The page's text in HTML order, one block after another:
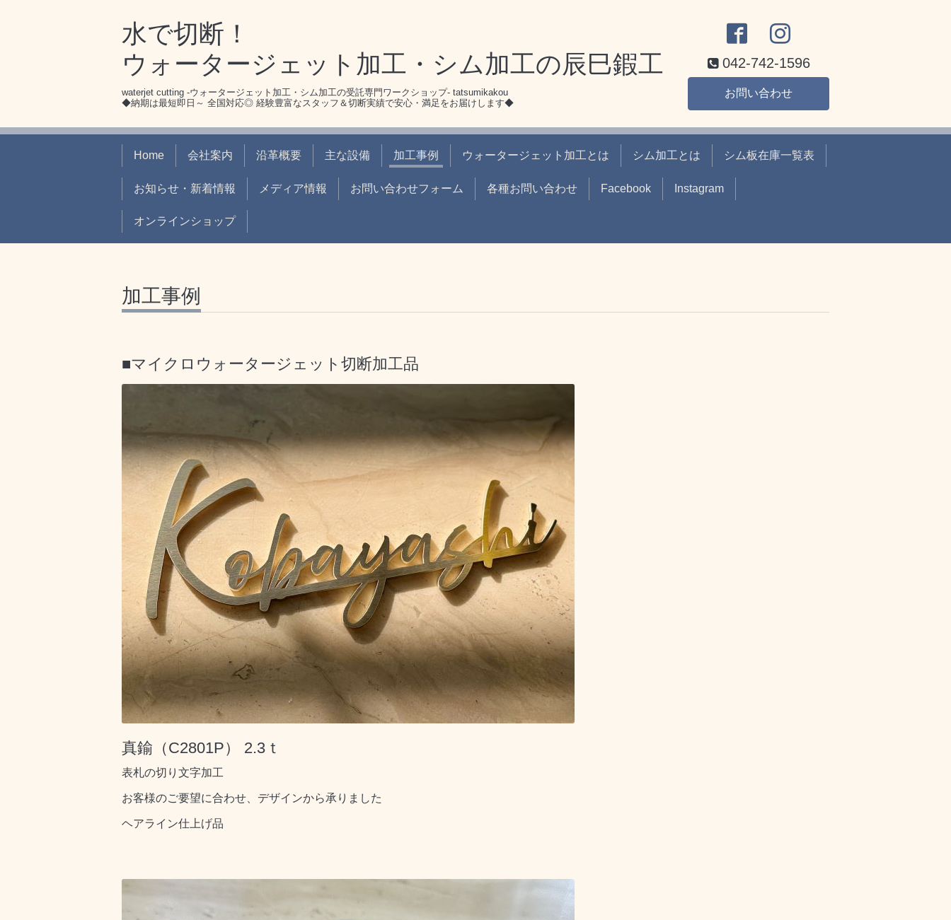
水で切断！
ウォータージェット加工・シム加工の辰巳鍜工
waterjet cutting -ウォータージェット加工・シム加工の受託専門ワークショップ- tatsumikakou
◆納期は最短即日～ 全国対応◎ 経験豊富なスタッフ＆切断実績で安心・満足をお届けします◆
042-742-1596
お問い合わせ
Home 会社案内 沿革概要 主な設備 加工事例 ウォータージェット加工とは シム加工とは シム板在庫一覧表
お知らせ・新着情報 メディア情報 お問い合わせフォーム 各種お問い合わせ Facebook Instagram
オンラインショップ
加工事例
■マイクロウォータージェット切断加工品
真鍮（C2801P） 2.3ｔ
表札の切り文字加工
お客様のご要望に合わせ、デザインから承りました
ヘアライン仕上げ品